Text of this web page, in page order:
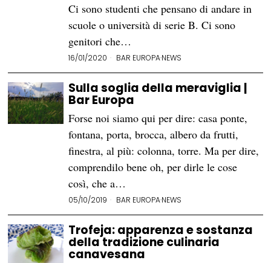
Ci sono studenti che pensano di andare in
scuole o università di serie B. Ci sono
genitori che…
16/01/2020 BAR EUROPA·NEWS
Sulla soglia della meraviglia |
Bar Europa
Forse noi siamo qui per dire: casa ponte,
fontana, porta, brocca, albero da frutti,
finestra, al più: colonna, torre. Ma per dire,
comprendilo bene oh, per dirle le cose
così, che a…
05/10/2019 BAR EUROPA·NEWS
Trofeja: apparenza e sostanza
della tradizione culinaria
canavesana